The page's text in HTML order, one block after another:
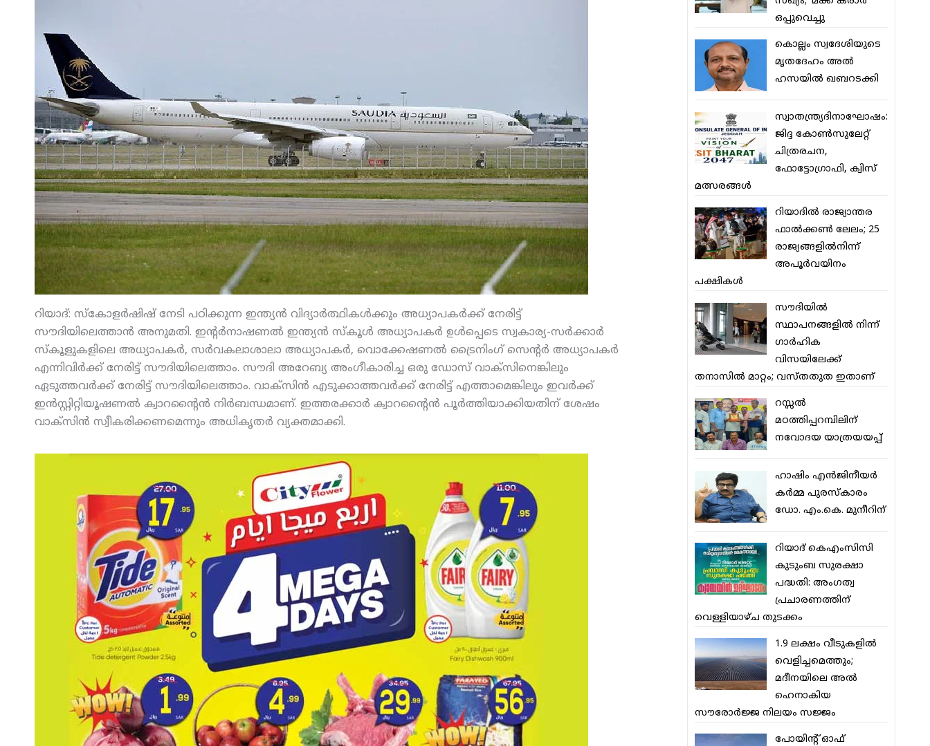
റിയാദ്: സ്‌കോളര്‍ഷിഷ് നേടി പഠിക്കുന്ന ഇന്ത്യന്‍ വിദ്യാര്‍ത്ഥികള്‍ക്കും അധ്യാപകര്‍ക്ക് നേരിട്ട്
സൗദിയിലെത്താന്‍ അനുമതി. ഇന്റര്‍നാഷണല്‍ ഇന്ത്യന്‍ സ്‌കൂള്‍ അധ്യാപകര്‍ ഉള്‍പ്പെടെ സ്വകാര്യ-സര്‍ക്കാര്‍
സ്‌കൂളുകളിലെ അധ്യാപകര്‍, സര്‍വകലാശാലാ അധ്യാപകര്‍, വൊക്കേഷണല്‍ ട്രൈനിംഗ് സെന്റര്‍ അധ്യാപകര്‍
എന്നിവിര്‍ക്ക് നേരിട്ട് സൗദിയിലെത്താം. സൗദി അറേബ്യ അംഗീകാരിച്ച ഒരു ഡോസ് വാക്‌സിനെങ്കിലും
ഏടുത്തവര്‍ക്ക് നേരിട്ട് സൗദിയിലെത്താം. വാക്‌സിന്‍ എടുക്കാത്തവര്‍ക്ക് നേരിട്ട് എത്താമെങ്കിലും ഇവര്‍ക്ക്
ഇന്‍സ്റ്റിറ്റിയൂഷണല്‍ ക്വാറന്റൈന്‍ നിര്‍ബന്ധമാണ്. ഇത്തരക്കാര്‍ ക്വാറന്റൈന്‍ പൂര്‍ത്തിയാക്കിയതിന് ശേഷം
വാക്‌സിന്‍ സ്വീകരിക്കണമെന്നും അധികൃതര്‍ വ്യക്തമാക്കി.
ഒപ്പുവെച്ചു
കൊല്ലം സ്വദേശിയുടെ
മൃതദേഹം അല്‍
ഹസയില്‍ ഖബറടക്കി
സ്വാതന്ത്ര്യദിനാഘോഷം:
ജിദ്ദ കോണ്‍സുലേറ്റ്
ചിത്രരചന,
ഫോട്ടോഗ്രാഫി, ക്വിസ്
മത്സരങ്ങള്‍
റിയാദില്‍ രാജ്യാന്തര
ഫാല്‍ക്കണ്‍ ലേലം; 25
രാജ്യങ്ങളില്‍നിന്ന്
അപൂര്‍വയിനം
പക്ഷികള്‍
സൗദിയില്‍
സ്ഥാപനങ്ങളില്‍ നിന്ന്
ഗാര്‍ഹിക
വിസയിലേക്ക്
തനാസില്‍ മാറ്റം; വസ്തതുത ഇതാണ്
റസ്സല്‍
മഠത്തിപ്പറമ്പിലിന്
നവോദയ യാത്രയയപ്പ്
ഹാഷിം എന്‍ജിനീയര്‍
കര്‍മ്മ പുരസ്‌കാരം
ഡോ. എം.കെ. മുനീറിന്
റിയാദ് കെഎംസിസി
കുടുംബ സുരക്ഷാ
പദ്ധതി: അംഗത്വ
പ്രചാരണത്തിന്
വെള്ളിയാഴ്ച തുടക്കം
1.9 ലക്ഷം വീടുകളില്‍
വെളിച്ചമെത്തും;
മദീനയിലെ അല്‍
ഹെനാകിയ
സൗരോര്‍ജ്ജ നിലയം സജ്ജം
പോയിന്റ് ഓഫ്